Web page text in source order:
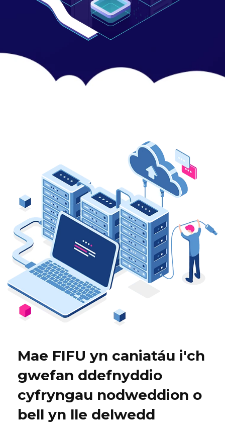
Mae FIFU yn caniatáu i'ch
gwefan ddefnyddio
cyfryngau nodweddion o
bell yn lle delwedd